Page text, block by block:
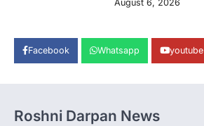
August 6, 2026
Facebook Whatsapp youtube
Roshni Darpan News